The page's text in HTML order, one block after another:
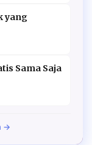
yang
Sama Saja
→